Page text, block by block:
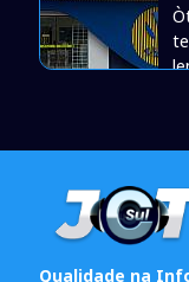
Qualidade na